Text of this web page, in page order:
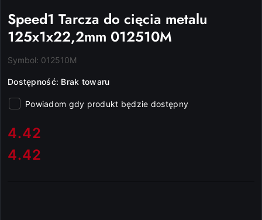
Speed1 Tarcza do cięcia metalu
125x1x22,2mm 012510M
Symbol: 012510M
Dostępność: Brak towaru
Powiadom gdy produkt będzie dostępny
cena:
4.42
Cena:
4.42